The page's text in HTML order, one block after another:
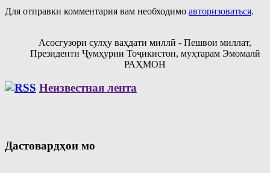
Для отправки комментария вам необходимо авторизоваться.
Асосгузори сулҳу ваҳдати миллӣ - Пешвои миллат,
Президенти Ҷумҳурии Тоҷикистон, муҳтарам Эмомалӣ
РАҲМОН
Неизвестная лента
Дастовардҳои мо